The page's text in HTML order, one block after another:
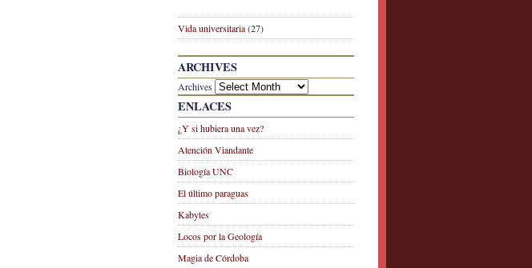
Vida universitaria(27)
ARCHIVES
Archives
ENLACES
¿Y si hubiera una vez?
Atención Viandante
Biología UNC
El último paraguas
Kabytes
Locos por la Geología
Magia de Córdoba